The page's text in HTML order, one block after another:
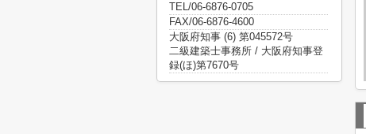
TEL/06-6876-0705
FAX/06-6876-4600
大阪府知事 (6) 第045572号
二級建築士事務所 / 大阪府知事登
録(ほ)第7670号